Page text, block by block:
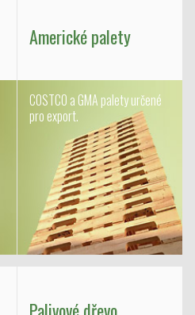
Americké palety
COSTCO a GMA palety určené
pro export.